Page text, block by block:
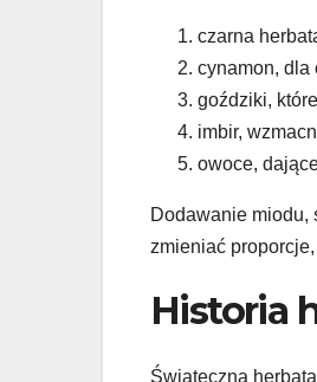
czarna
cynamon, dla
goździki,
imbir,
owoce,
Dodawanie miodu,
zmieniać
Historia
Świąteczna